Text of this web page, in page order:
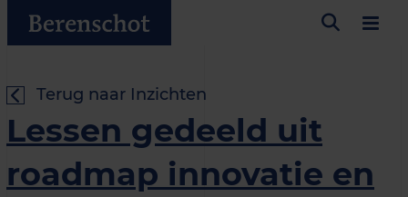
Terug naar Inzichten
Lessen gedeeld uit
roadmap innovatie en